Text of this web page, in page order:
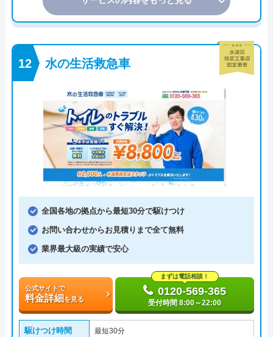
水の生活救急車
全国各地の拠点から最短30分で駆けつけ
お問い合わせからお見積りまで全て無料
業界最大級の実績で安心
公式サイトで
料金詳細を見る
まずは電話相談！
0120-569-365
受付時間 8:00～22:00
駆けつけ時間 最短30分